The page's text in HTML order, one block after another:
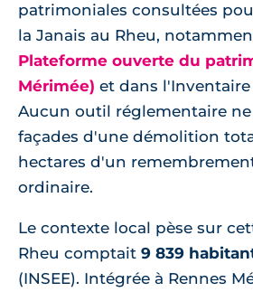
patrimoniales consultées
la Janais au Rheu,
Plateforme ouverte du
Mérimée) et dans
Aucun outil réglementaire ne
façades d'une démolition
hectares d'un
ordinaire.
Le contexte local pèse sur
Rheu comptait 9 839
(INSEE). Intégrée à Rennes